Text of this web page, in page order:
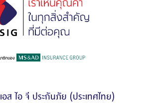
อส ไอ จี ประกันภัย (ประเทศไทย)